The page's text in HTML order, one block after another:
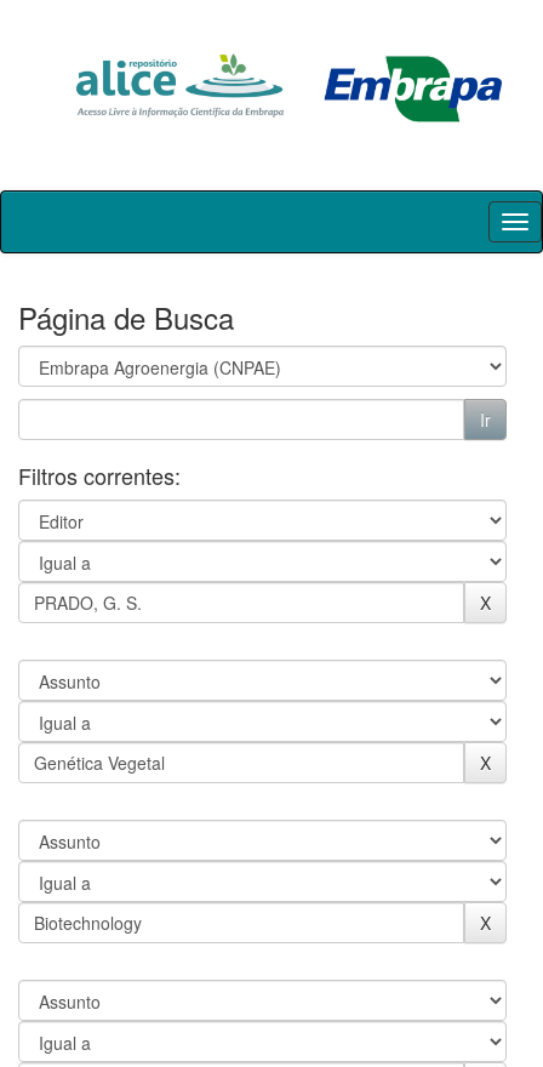
Skip
Página de Busca
Filtros correntes: